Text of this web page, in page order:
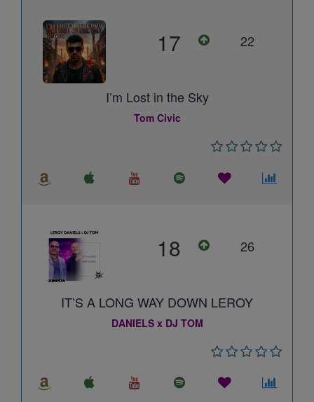
17 22
I’m Lost in the Sky
Tom Civic
18 26
IT’S A LONG WAY DOWN LEROY
DANIELS x DJ TOM